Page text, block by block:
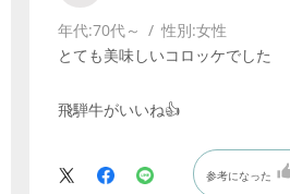
年代:70代～ 性別:女性
とても美味しいコロッケでした
飛騨牛がいいね👍
参考になった